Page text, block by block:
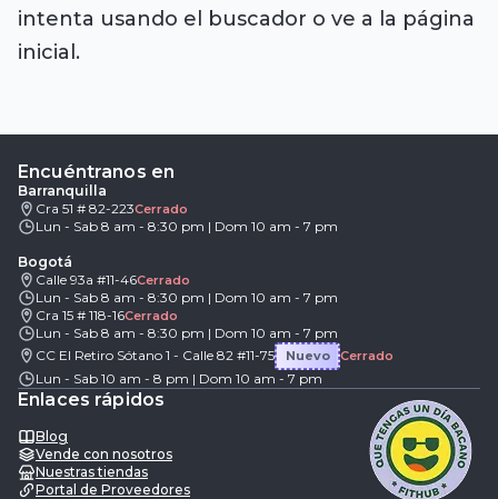
intenta usando el buscador o ve a la página
inicial.
Encuéntranos en
Barranquilla
Cra 51 # 82-223Cerrado
Lun - Sab 8 am - 8:30 pm | Dom 10 am - 7 pm
Bogotá
Calle 93a #11-46Cerrado
Lun - Sab 8 am - 8:30 pm | Dom 10 am - 7 pm
Cra 15 # 118-16Cerrado
Lun - Sab 8 am - 8:30 pm | Dom 10 am - 7 pm
CC El Retiro Sótano 1 - Calle 82 #11-75
Nuevo Cerrado
Lun - Sab 10 am - 8 pm | Dom 10 am - 7 pm
Enlaces rápidos
Blog
Vende con nosotros
Nuestras tiendas
Portal de Proveedores